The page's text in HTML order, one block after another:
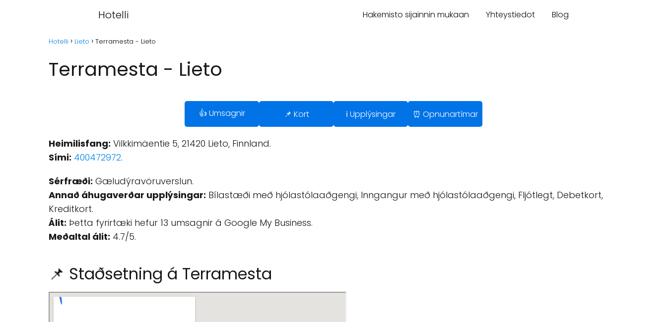
Hotelli Hakemisto sijainnin mukaan Yhteystiedot Blog
Hotelli Lieto Terramesta - Lieto
Terramesta - Lieto
👍 Umsagnir 📌 Kort ℹ️ Upplýsingar ⏰ Opnunartímar
Heimilisfang: Vilkkimäentie 5, 21420 Lieto, Finnland.
Sími: 400472972.
Sérfræði: Gæludýravöruverslun.
Annað áhugaverðar upplýsingar: Bílastæði með hjólastólaaðgengi, Inngangur með hjólastólaaðgengi, Fljótlegt, Debetkort,
Kreditkort.
Álit: Þetta fyrirtæki hefur 13 umsagnir á Google My Business.
Meðaltal álit: 4.7/5.
📌 Staðsetning á Terramesta